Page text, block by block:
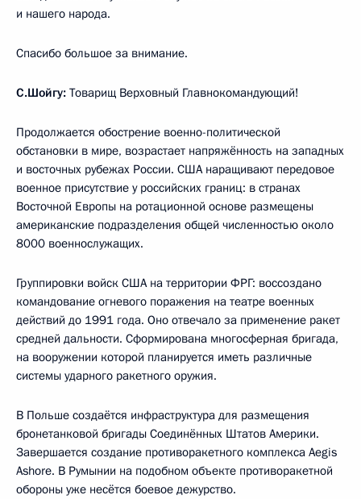
и нашего народа.
Спасибо большое за внимание.
С.Шойгу: Товарищ Верховный Главнокомандующий!
Продолжается обострение военно-политической
обстановки в мире, возрастает напряжённость на западных
и восточных рубежах России. США наращивают передовое
военное присутствие у российских границ: в странах
Восточной Европы на ротационной основе размещены
американские подразделения общей численностью около
8000 военнослужащих.
Группировки войск США на территории ФРГ: воссоздано
командование огневого поражения на театре военных
действий до 1991 года. Оно отвечало за применение ракет
средней дальности. Сформирована многосферная бригада,
на вооружении которой планируется иметь различные
системы ударного ракетного оружия.
В Польше создаётся инфраструктура для размещения
бронетанковой бригады Соединённых Штатов Америки.
Завершается создание противоракетного комплекса Aegis
Ashore. В Румынии на подобном объекте противоракетной
обороны уже несётся боевое дежурство.